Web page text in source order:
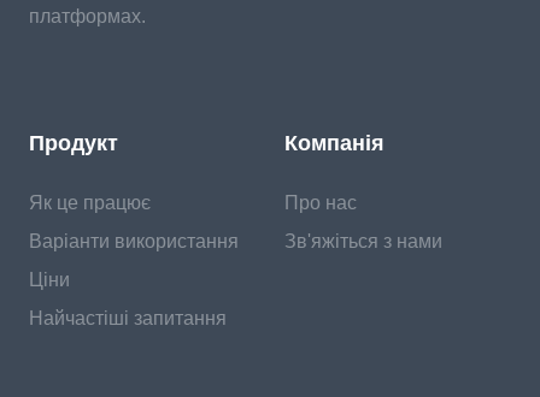
платформах.
Продукт
Як це працює
Варіанти використання
Ціни
Найчастіші запитання
Компанія
Про нас
Зв'яжіться з нами